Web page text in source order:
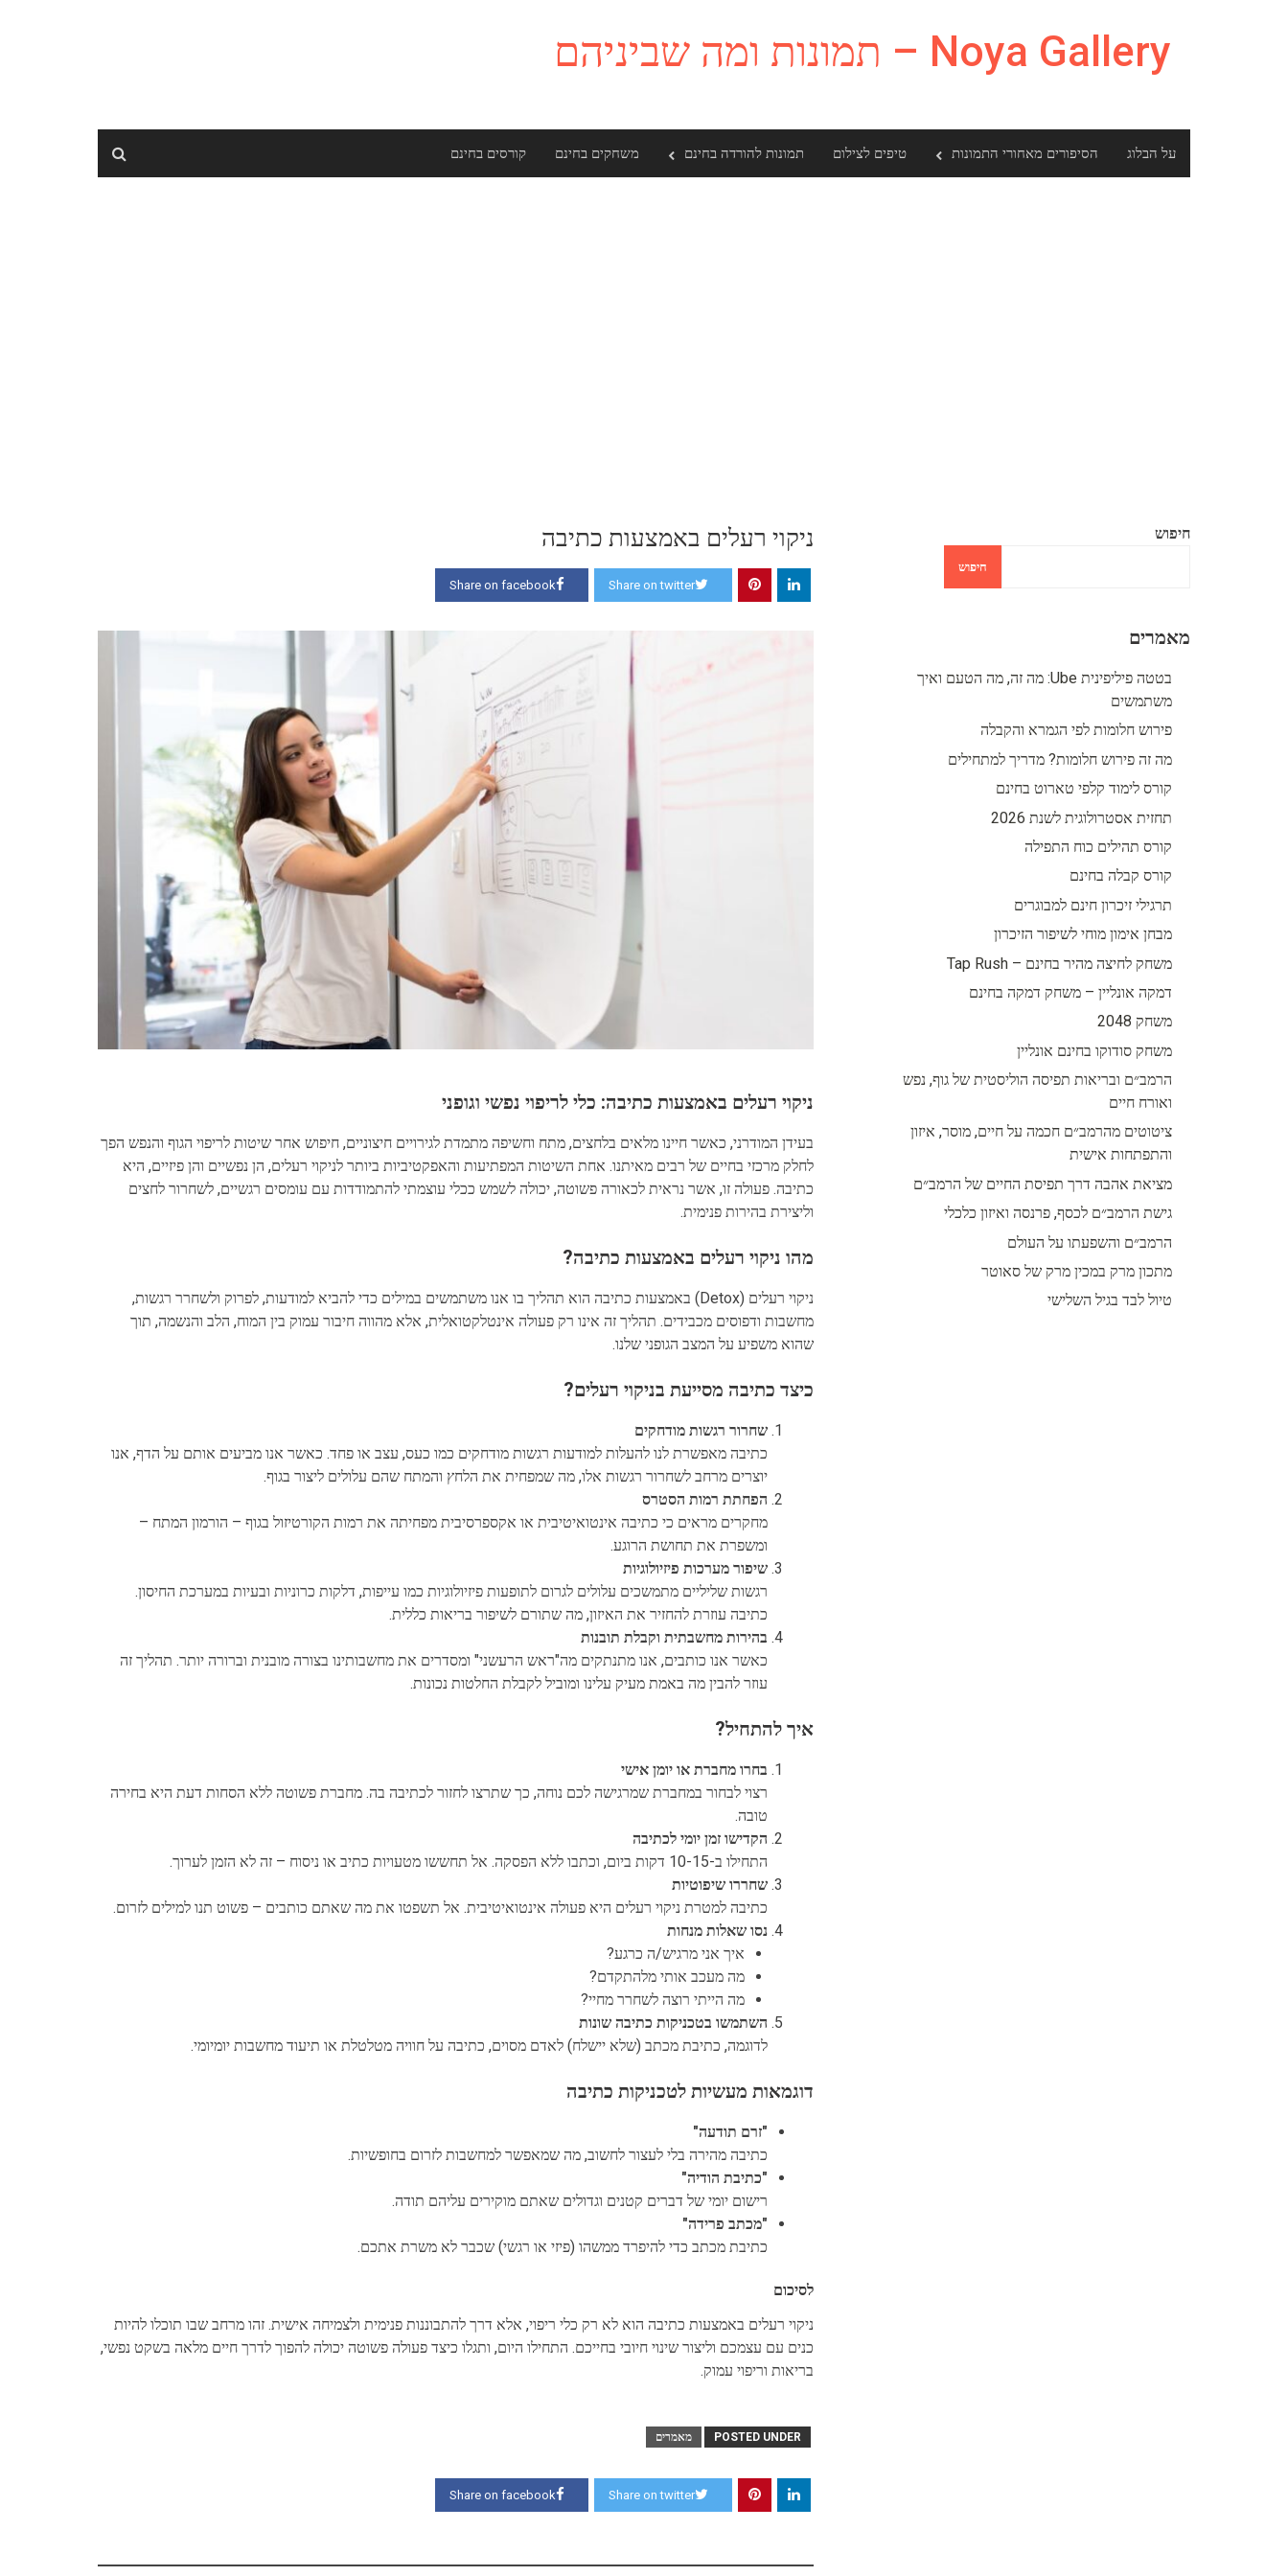
Noya Gallery – תמונות ומה שביניהם
על הבלוג הסיפורים מאחורי התמונות טיפים לצילום תמונות להורדה בחינם משחקים בחינם קורסים בחינם
ניקוי רעלים באמצעות כתיבה
Share on facebook Share on twitter
ניקוי רעלים באמצעות כתיבה: כלי לריפוי נפשי וגופני
בעידן המודרני, כאשר חיינו מלאים בלחצים, מתח וחשיפה מתמדת לגירויים חיצוניים, חיפוש אחר שיטות לריפוי הגוף והנפש הפך
לחלק מרכזי בחיים של רבים מאיתנו. אחת השיטות המפתיעות והאפקטיביות ביותר לניקוי רעלים, הן נפשיים והן פיזיים, היא
כתיבה. פעולה זו, אשר נראית לכאורה פשוטה, יכולה לשמש ככלי עוצמתי להתמודדות עם עומסים רגשיים, לשחרור לחצים
וליצירת בהירות פנימית.
מהו ניקוי רעלים באמצעות כתיבה?
ניקוי רעלים (Detox) באמצעות כתיבה הוא תהליך בו אנו משתמשים במילים כדי להביא למודעות, לפרוק ולשחרר רגשות,
מחשבות ודפוסים מכבידים. תהליך זה אינו רק פעולה אינטלקטואלית, אלא מהווה חיבור עמוק בין המוח, הלב והנשמה, תוך
שהוא משפיע על המצב הגופני שלנו.
כיצד כתיבה מסייעת בניקוי רעלים?
שחרור רגשות מודחקים
כתיבה מאפשרת לנו להעלות למודעות רגשות מודחקים כמו כעס, עצב או פחד. כאשר אנו מביעים אותם על הדף, אנו
יוצרים מרחב לשחרור רגשות אלו, מה שמפחית את הלחץ והמתח שהם עלולים ליצור בגוף.
הפחתת רמות הסטרס
מחקרים מראים כי כתיבה אינטואיטיבית או אקספרסיבית מפחיתה את רמות הקורטיזול בגוף – הורמון המתח –
ומשפרת את תחושת הרוגע.
שיפור מערכות פיזיולוגיות
רגשות שליליים מתמשכים עלולים לגרום לתופעות פיזיולוגיות כמו עייפות, דלקות כרוניות ובעיות במערכת החיסון.
כתיבה עוזרת להחזיר את האיזון, מה שתורם לשיפור בריאות כללית.
בהירות מחשבתית וקבלת תובנות
כאשר אנו כותבים, אנו מתנתקים מה"ראש הרעשני" ומסדרים את מחשבותינו בצורה מובנית וברורה יותר. תהליך זה
עוזר להבין מה באמת מעיק עלינו ומוביל לקבלת החלטות נכונות.
איך להתחיל?
בחרו מחברת או יומן אישי
רצוי לבחור במחברת שמרגישה לכם נוחה, כך שתרצו לחזור לכתיבה בה. מחברת פשוטה ללא הסחות דעת היא בחירה
טובה.
הקדישו זמן יומי לכתיבה
התחילו ב-10-15 דקות ביום, וכתבו ללא הפסקה. אל תחששו מטעויות כתיב או ניסוח – זה לא הזמן לערוך.
שחררו שיפוטיות
כתיבה למטרת ניקוי רעלים היא פעולה אינטואיטיבית. אל תשפטו את מה שאתם כותבים – פשוט תנו למילים לזרום.
נסו שאלות מנחות
איך אני מרגיש/ה כרגע?
מה מעכב אותי מלהתקדם?
מה הייתי רוצה לשחרר מחיי?
השתמשו בטכניקות כתיבה שונות
לדוגמה, כתיבת מכתב (שלא יישלח) לאדם מסוים, כתיבה על חוויה מטלטלת או תיעוד מחשבות יומיומי.
דוגמאות מעשיות לטכניקות כתיבה
"זרם תודעה"
כתיבה מהירה בלי לעצור לחשוב, מה שמאפשר למחשבות לזרום בחופשיות.
"כתיבת הודיה"
רישום יומי של דברים קטנים וגדולים שאתם מוקירים עליהם תודה.
"מכתב פרידה"
כתיבת מכתב כדי להיפרד ממשהו (פיזי או רגשי) שכבר לא משרת אתכם.
לסיכום
ניקוי רעלים באמצעות כתיבה הוא לא רק כלי ריפוי, אלא דרך להתבוננות פנימית ולצמיחה אישית. זהו מרחב שבו תוכלו להיות
כנים עם עצמכם וליצור שינוי חיובי בחייכם. התחילו היום, ותגלו כיצד פעולה פשוטה יכולה להפוך לדרך חיים מלאה בשקט נפשי,
בריאות וריפוי עמוק.
POSTED UNDER מאמרים
Share on facebook Share on twitter
חיפוש
חיפוש
מאמרים
בטטה פיליפינית Ube: מה זה, מה הטעם ואיך
משתמשים
פירוש חלומות לפי הגמרא והקבלה
מה זה פירוש חלומות? מדריך למתחילים
קורס לימוד קלפי טארוט בחינם
תחזית אסטרולוגית לשנת 2026
קורס תהילים כוח התפילה
קורס קבלה בחינם
תרגילי זיכרון חינם למבוגרים
מבחן אימון מוחי לשיפור הזיכרון
משחק לחיצה מהיר בחינם – Tap Rush
דמקה אונליין – משחק דמקה בחינם
משחק 2048
משחק סודוקו בחינם אונליין
הרמב״ם ובריאות תפיסה הוליסטית של גוף, נפש
ואורח חיים
ציטוטים מהרמב״ם חכמה על חיים, מוסר, איזון
והתפתחות אישית
מציאת אהבה דרך תפיסת החיים של הרמב״ם
גישת הרמב״ם לכסף, פרנסה ואיזון כלכלי
הרמב״ם והשפעתו על העולם
מתכון מרק במכין מרק של סאוטר
טיול לבד בגיל השלישי